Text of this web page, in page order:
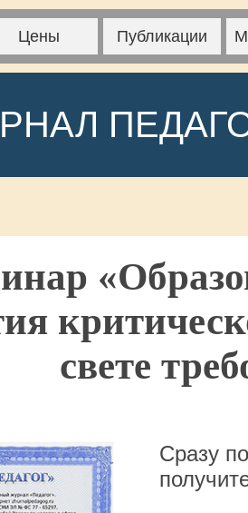
Цены Публикации
свете
Сразу